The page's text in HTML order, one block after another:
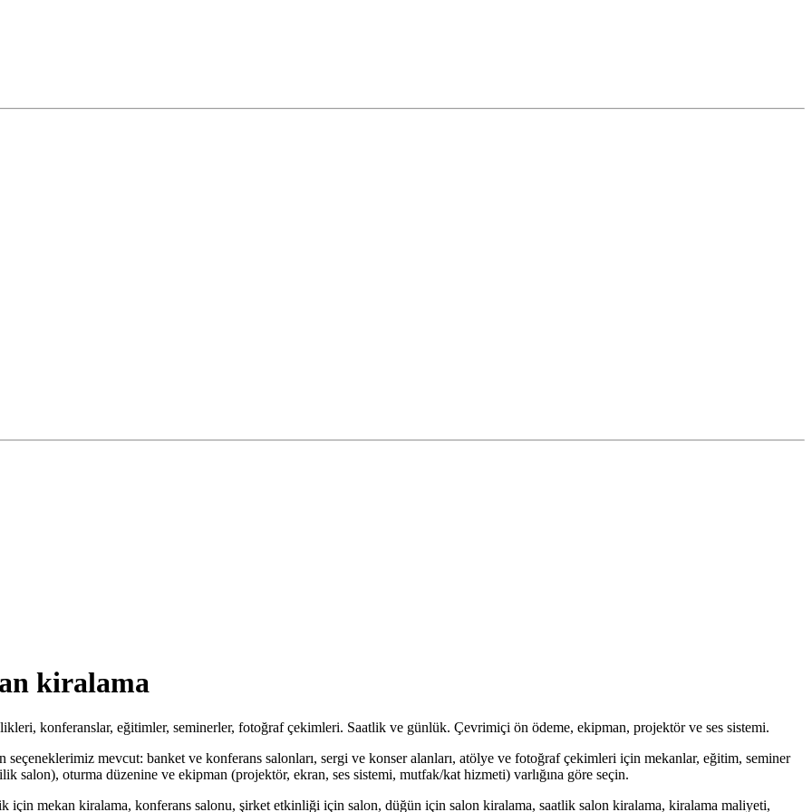
kiralama
konferanslar, eğitimler, seminerler, fotoğraf çekimleri. Saatlik ve günlük. Çevrimiçi ön ödeme, ekipman, projektör ve ses sistemi.
mevcut: banket ve konferans salonları, sergi ve konser alanları, atölye ve fotoğraf çekimleri için mekanlar, eğitim, seminer
salon), oturma düzenine ve ekipman (projektör, ekran, ses sistemi, mutfak/kat hizmeti) varlığına göre seçin.
için mekan kiralama, konferans salonu, şirket etkinliği için salon, düğün için salon kiralama, saatlik salon kiralama, kiralama maliyeti,